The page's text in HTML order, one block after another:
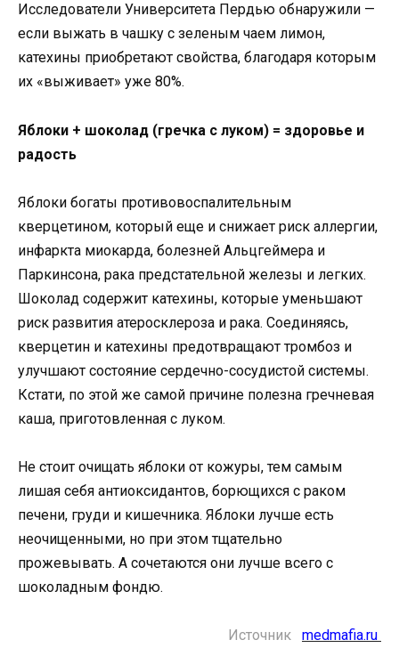
Исследователи Университета Пердью обнаружили —
если выжать в чашку с зеленым чаем лимон,
катехины приобретают свойства, благодаря которым
их «выживает» уже 80%.
Яблоки + шоколад (гречка с луком) = здоровье и
радость
Яблоки богаты противовоспалительным
кверцетином, который еще и снижает риск аллергии,
инфаркта миокарда, болезней Альцгеймера и
Паркинсона, рака предстательной железы и легких.
Шоколад содержит катехины, которые уменьшают
риск развития атеросклероза и рака. Соединяясь,
кверцетин и катехины предотвращают тромбоз и
улучшают состояние сердечно-сосудистой системы.
Кстати, по этой же самой причине полезна гречневая
каша, приготовленная с луком.
Не стоит очищать яблоки от кожуры, тем самым
лишая себя антиоксидантов, борющихся с раком
печени, груди и кишечника. Яблоки лучше есть
неочищенными, но при этом тщательно
прожевывать. А сочетаются они лучше всего с
шоколадным фондю.
Источник medmafia.ru